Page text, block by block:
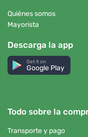
Quiénes somos
Mayorista
Descarga la app
Get it on
Google Play
Todo sobre la
Transporte y pago